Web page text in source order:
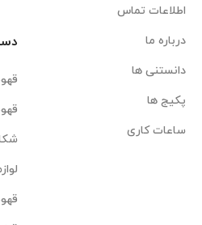
اطلاعات تماس
درباره ما
دانستنی ها
پکیج ها
ساعات کاری